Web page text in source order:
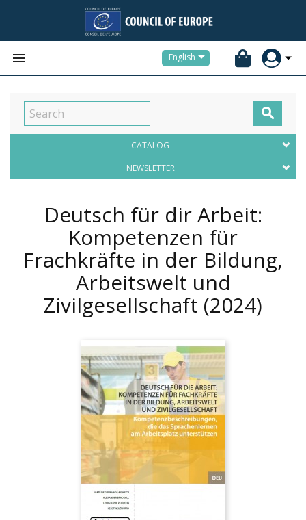
 English

CATALOG
NEWSLETTER
Deutsch für dir Arbeit:
Kompetenzen für
Frachkräfte in der Bildung,
Arbeitswelt und
Zivilgesellschaft (2024)